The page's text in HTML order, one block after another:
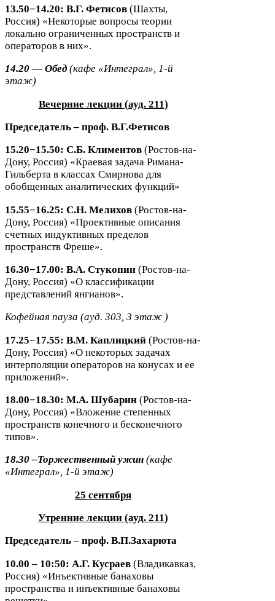
13.50−14.20: В.Г. Фетисов (Шахты,
Россия) «Некоторые вопросы теории
локально ограниченных пространств и
операторов в них».
14.20— Обед (кафе «Интеграл», 1-​й
этаж)
Вечерние лекции (ауд. 211)
Председатель – проф. В.Г.Фетисов
15.20−15.50: С.Б. Климентов (Ростов-​на-​
Дону, Россия) «Краевая задача Римана-​
Гильберта в классах Смирнова для
обобщенных аналитических функций»
15.55−16.25: С.Н. Мелихов (Ростов-​на-​
Дону, Россия) «Проективные описания
счетных индуктивных пределов
пространств Фреше».
16.30−17.00: В.А. Стукопин (Ростов-​на-​
Дону, Россия) «О классификации
представлений янгианов».
Кофейная пауза (ауд. 303, 3 этаж )
17.25−17.55: В.М. Каплицкий (Ростов-​на-​
Дону, Россия) «О некоторых задачах
интерполяции операторов на конусах и ее
приложений».
18.00−18.30: М.А. Шубарин (Ростов-​на-​
Дону, Россия) «Вложение степенных
пространств конечного и бесконечного
типов».
18.30–Торжественный ужин (кафе
«Интеграл», 1-​й этаж)
25 сентября
Утренние лекции (ауд.211)
Председатель – проф. В.П.Захарюта
10.00 – 10:50: А.Г. Кусраев (Владикавказ,
Россия) «Инъективные банаховы
пространства и инъективные банаховы